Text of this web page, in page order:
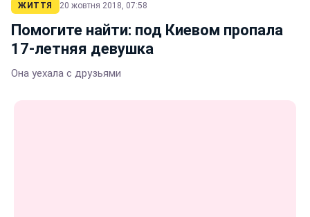
ЖИТТЯ 20 жовтня 2018, 07:58
Помогите найти: под Киевом пропала
17-летняя девушка
Она уехала с друзьями